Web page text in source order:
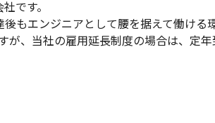
です。
もエンジニアとして腰を据えて働ける
、当社の雇用延長制度の場合は、定